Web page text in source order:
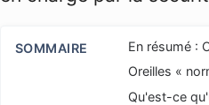
SOMMAIRE
En résumé :
Oreilles «
Qu'est-ce